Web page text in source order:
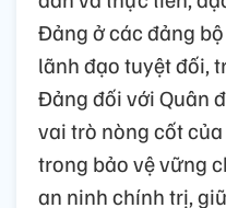
Đảng ở các đảng
lãnh đạo tuyệt đối,
Đảng đối với Quân
vai trò nòng cốt
trong bảo vệ vững
an ninh chính trị,